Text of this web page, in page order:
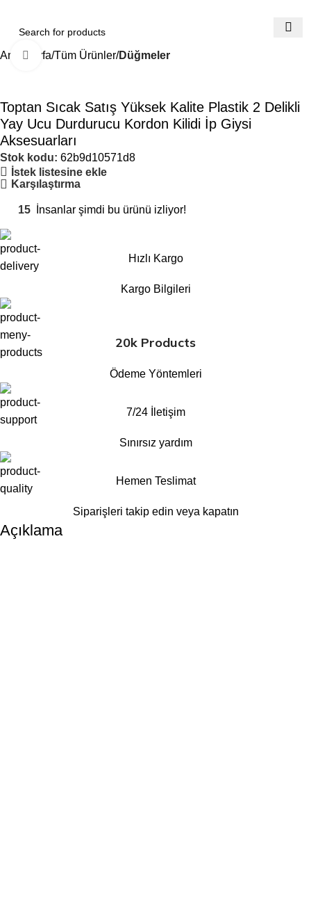
Ana Sayfa Tüm Ürünler Düğmeler
Büyütmek için tıklayın
Toptan Sıcak Satış Yüksek Kalite Plastik 2 Delikli
Yay Ucu Durdurucu Kordon Kilidi İp Giysi
Aksesuarları
Stok kodu: 62b9d10571d8
İstek listesine ekle
Karşılaştırma
15 İnsanlar şimdi bu ürünü izliyor!
Hızlı Kargo
Kargo Bilgileri
20k Products
Ödeme Yöntemleri
7/24 İletişim
Sınırsız yardım
Hemen Teslimat
Siparişleri takip edin veya kapatın
Açıklama